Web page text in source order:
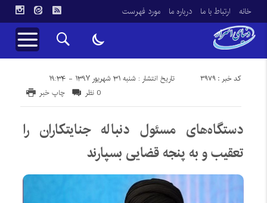
خانه ارتباط با ما درباره ما مورد فهرست
تاریخ انتشار : شنبه ۳۱ شهریور ۱۳۹۷ - ۱۹:۳۴ کد خبر : 3979
چاپ خبر 0 نظر
دستگاه‌های مسئول دنباله جنایتکاران را
تعقیب و به پنجه قضایی بسپارند